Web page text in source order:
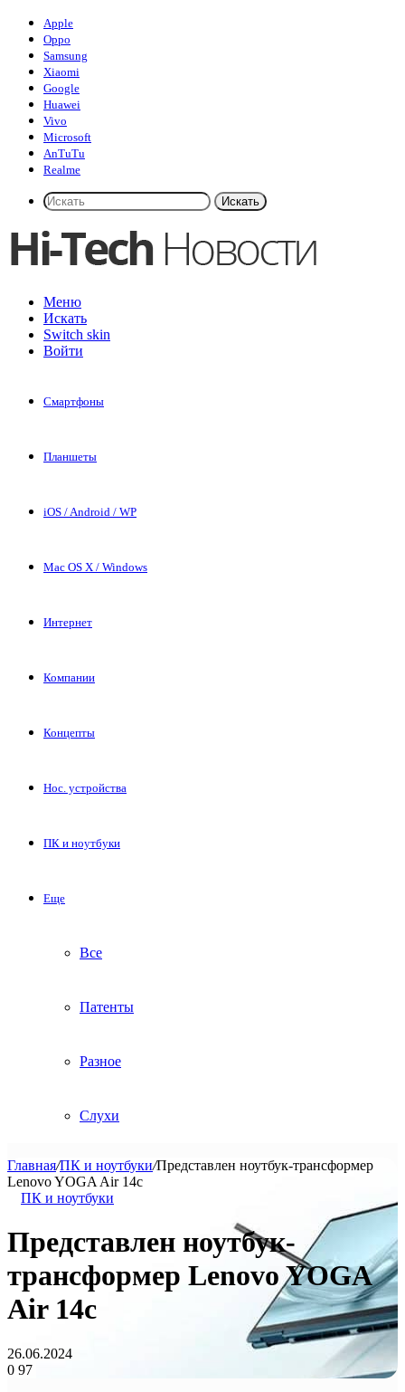
Apple
Oppo
Samsung
Xiaomi
Google
Huawei
Vivo
Microsoft
AnTuTu
Realme
Искать
Меню
Искать
Switch skin
Войти
Смартфоны
Планшеты
iOS / Android / WP
Mac OS X / Windows
Интернет
Компании
Концепты
Нос. устройства
ПК и ноутбуки
Еще
Все
Патенты
Разное
Слухи
Главная/ПК и ноутбуки/Представлен ноутбук-трансформер
Lenovo YOGA Air 14c
ПК и ноутбуки
Представлен ноутбук-
трансформер Lenovo YOGA
Air 14c
26.06.2024
0 97